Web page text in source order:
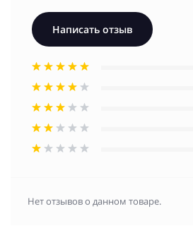
Написать отзыв
Нет отзывов о данном товаре.